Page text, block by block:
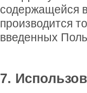
содержащейся
производится
введенных
7.